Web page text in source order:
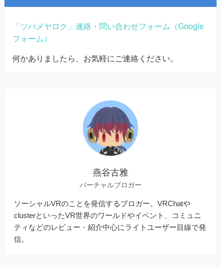
「ツバメヤロク」連絡・問い合わせフォーム（Google
フォーム）
何かありましたら、お気軽にご連絡ください。
燕谷古雅
バーチャルブロガー
ソーシャルVRのことを発信するブロガー。VRChatや
clusterといったVR世界のワールドやイベント、コミュニ
ティなどのレビュー・紹介中心にライトユーザー目線で発
信。